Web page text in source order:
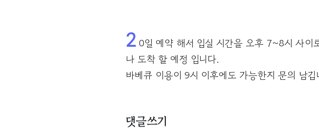
2 0일 예약 해서 입실 시간을 오후 7~8시 사이
나 도착 할 예정 입니다.
바베큐 이용이 9시 이후에도 가능한지 문의 남깁
댓글쓰기